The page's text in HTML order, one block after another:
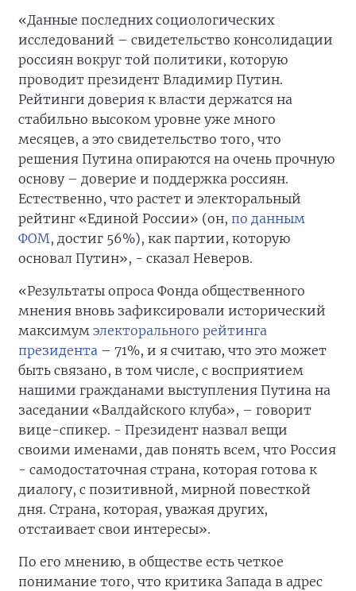
«Данные последних социологических
исследований – свидетельство консолидации
россиян вокруг той политики, которую
проводит президент Владимир Путин.
Рейтинги доверия к власти держатся на
стабильно высоком уровне уже много
месяцев, а это свидетельство того, что
решения Путина опираются на очень прочную
основу – доверие и поддержка россиян.
Естественно, что растет и электоральный
рейтинг «Единой России» (он, по данным
ФОМ, достиг 56%), как партии, которую
основал Путин», - сказал Неверов.
«Результаты опроса Фонда общественного
мнения вновь зафиксировали исторический
максимум электорального рейтинга
президента – 71%, и я считаю, что это может
быть связано, в том числе, с восприятием
нашими гражданами выступления Путина на
заседании «Валдайского клуба», – говорит
вице-спикер. - Президент назвал вещи
своими именами, дав понять всем, что Россия
- самодостаточная страна, которая готова к
диалогу, с позитивной, мирной повесткой
дня. Страна, которая, уважая других,
отстаивает свои интересы».
По его мнению, в обществе есть четкое
понимание того, что критика Запада в адрес